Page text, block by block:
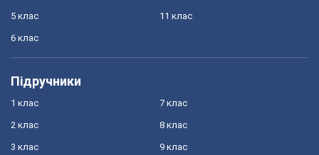
5 клас
6 клас
11 клас
Підручники
1 клас
2 клас
3 клас
7 клас
8 клас
9 клас